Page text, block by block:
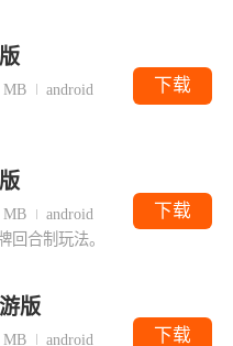
MB
android
下载
MB
android
回合制玩法。
下载
版
MB android 下载